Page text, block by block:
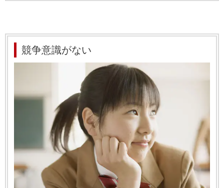
競争意識がない